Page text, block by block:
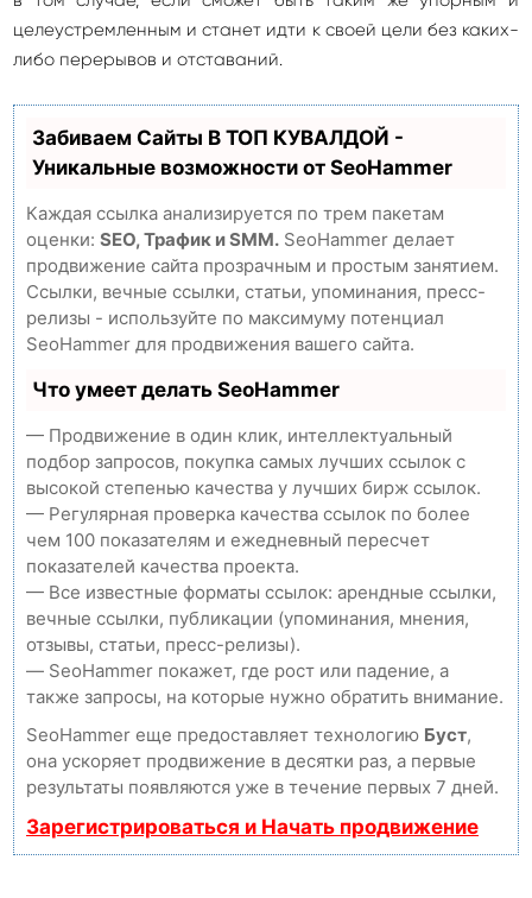
целеустремленным и станет идти к своей цели без каких-
либо перерывов и отставаний.
Забиваем Сайты В ТОП КУВАЛДОЙ -
Уникальные возможности от SeoHammer
Каждая ссылка анализируется по трем пакетам
оценки: SEO, Трафик и SMM. SeoHammer делает
продвижение сайта прозрачным и простым занятием.
Ссылки, вечные ссылки, статьи, упоминания, пресс-
релизы - используйте по максимуму потенциал
SeoHammer для продвижения вашего сайта.
Что умеет делать SeoHammer
— Продвижение в один клик, интеллектуальный
подбор запросов, покупка самых лучших ссылок с
высокой степенью качества у лучших бирж ссылок.
— Регулярная проверка качества ссылок по более
чем 100 показателям и ежедневный пересчет
показателей качества проекта.
— Все известные форматы ссылок: арендные ссылки,
вечные ссылки, публикации (упоминания, мнения,
отзывы, статьи, пресс-релизы).
— SeoHammer покажет, где рост или падение, а
также запросы, на которые нужно обратить внимание.
SeoHammer еще предоставляет технологию Буст,
она ускоряет продвижение в десятки раз, а первые
результаты появляются уже в течение первых 7 дней.
Зарегистрироваться и Начать продвижение